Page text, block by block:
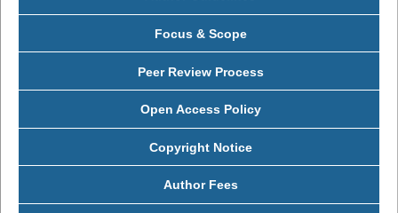
Focus & Scope
Peer Review Process
Open Access Policy
Copyright Notice
Author Fees